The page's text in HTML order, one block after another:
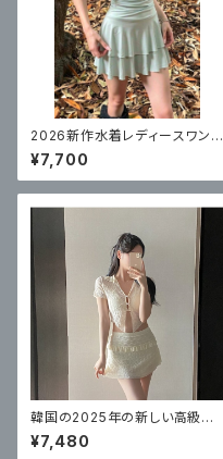
2026新作水着レディースワンピ
ーススカートスタイル高級で美し
いリゾート水着ミントブルー 体
型カバー
¥7,700
韓国の2025年の新しい高級レ
ース水着、女性のセクシーなビ
キニ4点セット
¥7,480